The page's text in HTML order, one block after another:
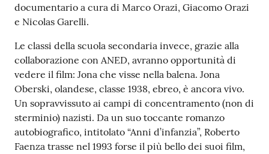
documentario a cura di Marco Orazi, Giacomo Orazi
e Nicolas Garelli.
Le classi della scuola secondaria invece, grazie alla
collaborazione con ANED, avranno opportunità di
vedere il film: Jona che visse nella balena. Jona
Oberski, olandese, classe 1938, ebreo, è ancora vivo.
Un sopravvissuto ai campi di concentramento (non di
sterminio) nazisti. Da un suo toccante romanzo
autobiografico, intitolato “Anni d’infanzia”, Roberto
Faenza trasse nel 1993 forse il più bello dei suoi film,